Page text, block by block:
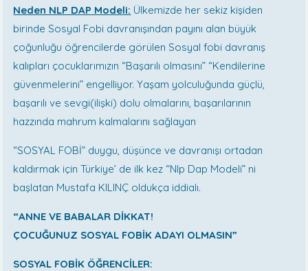
Neden NLP DAP Modeli: Ülkemizde her sekiz kişiden
birinde Sosyal Fobi davranışından payını alan büyük
çoğunluğu öğrencilerde görülen Sosyal fobi davranış
kalıpları çocuklarımızın “Başarılı olmasını” “Kendilerine
güvenmelerini” engelliyor. Yaşam yolculuğunda güçlü,
başarılı ve sevgi(ilişki) dolu olmalarını, başarılarının
hazzında mahrum kalmalarını sağlayan
“SOSYAL FOBİ” duygu, düşünce ve davranışı ortadan
kaldırmak için Türkiye’ de ilk kez “Nlp Dap Modeli” ni
başlatan Mustafa KILINÇ oldukça iddialı.
“ANNE VE BABALAR DİKKAT!
ÇOCUĞUNUZ SOSYAL FOBİK ADAYI OLMASIN”
SOSYAL FOBİK ÖĞRENCİLER: